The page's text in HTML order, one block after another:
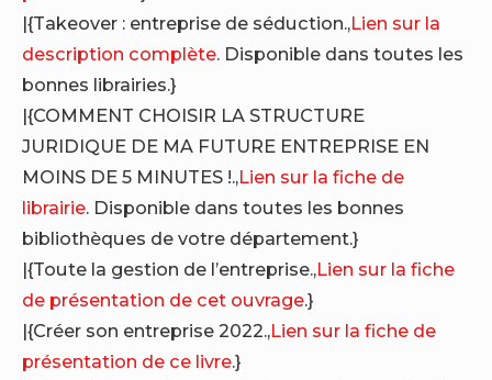
|{Takeover : entreprise de séduction.,Lien sur la
description complète. Disponible dans toutes les
bonnes librairies.}
|{COMMENT CHOISIR LA STRUCTURE
JURIDIQUE DE MA FUTURE ENTREPRISE EN
MOINS DE 5 MINUTES !.,Lien sur la fiche de
librairie. Disponible dans toutes les bonnes
bibliothèques de votre département.}
|{Toute la gestion de l’entreprise.,Lien sur la fiche
de présentation de cet ouvrage.}
|{Créer son entreprise 2022.,Lien sur la fiche de
présentation de ce livre.}